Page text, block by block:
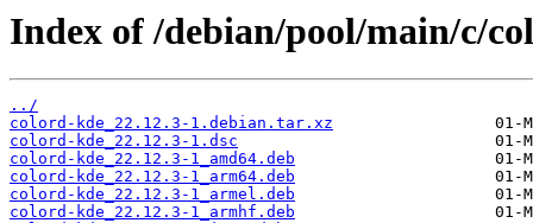
Index of /debian/pool/main/c/
../
colord-kde_22.12.3-1.debian.tar.xz
colord-kde_22.12.3-1.dsc
colord-kde_22.12.3-1_amd64.deb
colord-kde_22.12.3-1_arm64.deb
colord-kde_22.12.3-1_armel.deb
colord-kde_22.12.3-1_armhf.deb